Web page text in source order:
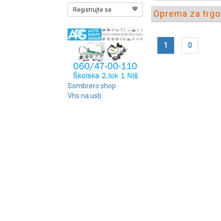
Registrujte se
Sombrero shop
Vhs na usb
Oprema za
1 0